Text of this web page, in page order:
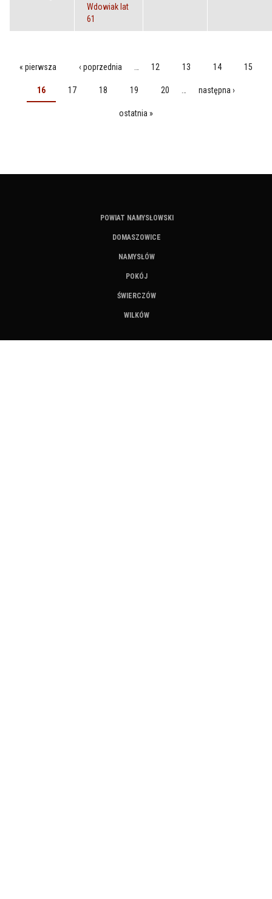
Wdowiak lat
61
STRONY
« pierwsza ‹ poprzednia 12 13 14 15
16 17 18 19 20 następna ›
ostatnia »
POWIAT NAMYSŁOWSKI
DOMASZOWICE
NAMYSŁÓW
POKÓJ
ŚWIERCZÓW
WILKÓW